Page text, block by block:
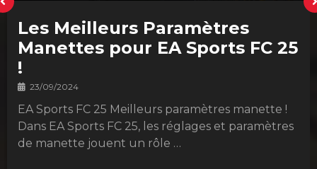
Les Meilleurs Paramètres
Manettes pour EA Sports FC 25
!
23/09/2024
EA Sports FC 25 Meilleurs paramètres manette !
Dans EA Sports FC 25, les réglages et paramètres
de manette jouent un rôle …